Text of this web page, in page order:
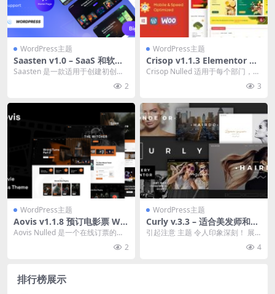
WordPress主题
Saasten v1.0 – SaaS 和软件
落地页 WordPress 主题下载
Saasten 是一款适用于创建初创公
2
WordPress主题
Crisop v1.1.3 Elementor 杂
货店和食品 WooCommerce
主题下载
Crisop Nulled 适用于每个部门，就
3
WordPress主题
Aovis v1.1.8 预订电影票 Wo
rdPress 主题下载
Aovis Nulled 是一个在线订票的电
2
WordPress主题
Curly v.3.3 – 适合美发师和美
发沙龙的时尚主题下载
引起注意 主题 令人印象深刻！ 展
4
排行榜展示